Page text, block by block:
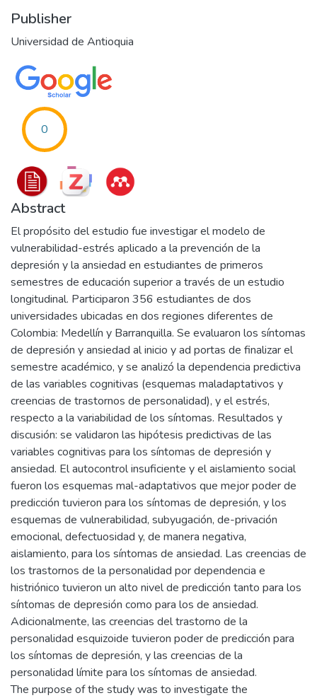
Publisher
Universidad de Antioquia
0
Abstract
El propósito del estudio fue investigar el modelo de
vulnerabilidad-estrés aplicado a la prevención de la
depresión y la ansiedad en estudiantes de primeros
semestres de educación superior a través de un estudio
longitudinal. Participaron 356 estudiantes de dos
universidades ubicadas en dos regiones diferentes de
Colombia: Medellín y Barranquilla. Se evaluaron los síntomas
de depresión y ansiedad al inicio y ad portas de finalizar el
semestre académico, y se analizó la dependencia predictiva
de las variables cognitivas (esquemas maladaptativos y
creencias de trastornos de personalidad), y el estrés,
respecto a la variabilidad de los síntomas. Resultados y
discusión: se validaron las hipótesis predictivas de las
variables cognitivas para los síntomas de depresión y
ansiedad. El autocontrol insuficiente y el aislamiento social
fueron los esquemas mal-adaptativos que mejor poder de
predicción tuvieron para los síntomas de depresión, y los
esquemas de vulnerabilidad, subyugación, de-privación
emocional, defectuosidad y, de manera negativa,
aislamiento, para los síntomas de ansiedad. Las creencias de
los trastornos de la personalidad por dependencia e
histriónico tuvieron un alto nivel de predicción tanto para los
síntomas de depresión como para los de ansiedad.
Adicionalmente, las creencias del trastorno de la
personalidad esquizoide tuvieron poder de predicción para
los síntomas de depresión, y las creencias de la
personalidad límite para los síntomas de ansiedad.
The purpose of the study was to investigate the